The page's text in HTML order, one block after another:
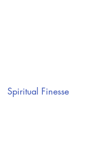
Spiritual Finesse